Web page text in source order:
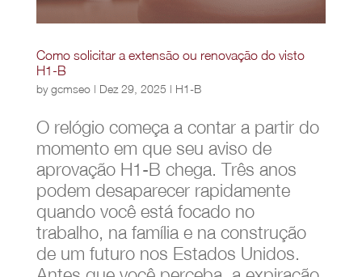
Como solicitar a extensão ou renovação do visto
H1-B
bygcmseo| Dez 29, 2025 | H1-B
O relógio começa a contar a partir do
momento em que seu aviso de
aprovação H1-B chega. Três anos
podem desaparecer rapidamente
quando você está focado no
trabalho, na família e na construção
de um futuro nos Estados Unidos.